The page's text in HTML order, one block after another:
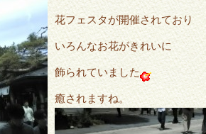
花フェスタが開催されており
いろんなお花がきれいに
飾られていました
癒されますね。